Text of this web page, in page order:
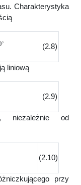
Charakterystyka
(2.8)
liniową
(2.9)
niezależnie od
(2.10)
przy